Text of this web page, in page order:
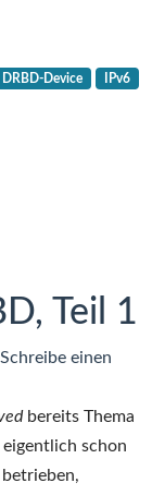
DRBD-Device IPv6
Teil 1
Schreibe einen
bereits Thema
schon